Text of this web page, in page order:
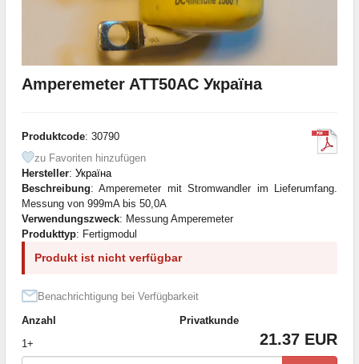
Amperemeter ATT50AC Україна
Produktcode: 30790
zu Favoriten hinzufügen
Hersteller: Україна
Beschreibung: Amperemeter mit Stromwandler im Lieferumfang.
Messung von 999mA bis 50,0A
Verwendungszweck: Messung Amperemeter
Produkttyp: Fertigmodul
Produkt ist nicht verfügbar
Benachrichtigung bei Verfügbarkeit
Anzahl
Privatkunde
1+
21.37 EUR